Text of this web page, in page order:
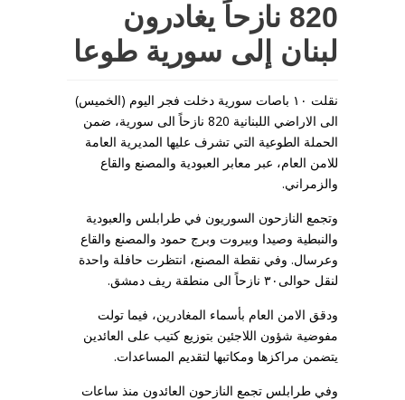
820 نازحاً يغادرون
لبنان إلى سورية طوعا
نقلت ١٠ باصات سورية دخلت فجر اليوم (الخميس)
الى الاراضي اللبنانية 820 نازحاً الى سورية، ضمن
الحملة الطوعية التي تشرف عليها المديرية العامة
للامن العام، عبر معابر العبودية والمصنع والقاع
والزمراني.
وتجمع النازحون السوريون في طرابلس والعبودية
والنبطية وصيدا وبيروت وبرج حمود والمصنع والقاع
وعرسال. وفي نقطة المصنع، انتظرت حافلة واحدة
لنقل حوالى٣٠ نازحاً الى منطقة ريف دمشق.
ودقق الامن العام بأسماء المغادرين، فيما تولت
مفوضية شؤون اللاجئين بتوزيع كتيب على العائدين
يتضمن مراكزها ومكاتبها لتقديم المساعدات.
وفي طرابلس تجمع النازحون العائدون منذ ساعات